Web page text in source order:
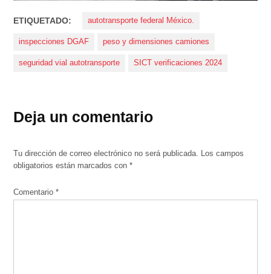
ETIQUETADO: autotransporte federal México.
inspecciones DGAF peso y dimensiones camiones
seguridad vial autotransporte SICT verificaciones 2024
Deja un comentario
Tu dirección de correo electrónico no será publicada.
Los campos
obligatorios están marcados con*
Comentario*